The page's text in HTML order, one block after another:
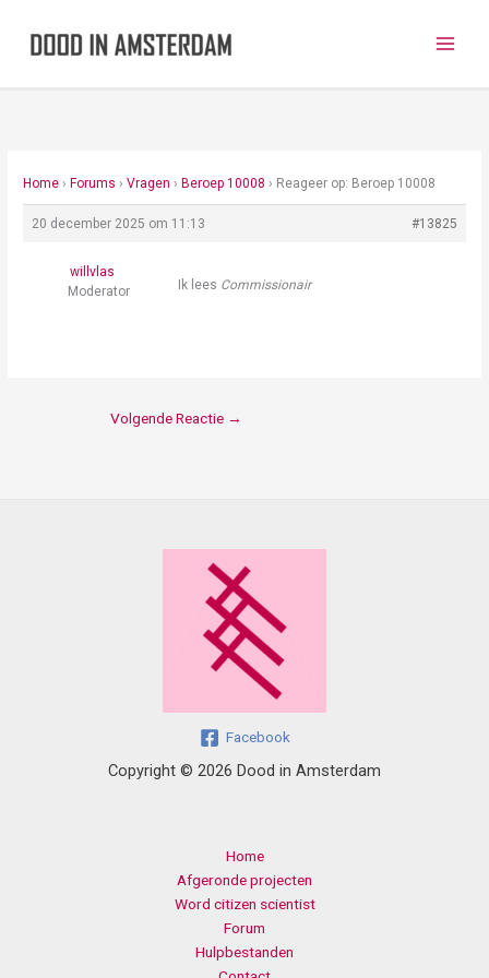
Home › Forums › Vragen › Beroep 10008 › Reageer op: Beroep 10008
20 december 2025 om 11:13 #13825
willvlas
Moderator
Ik lees Commissionair
Volgende Reactie →
Facebook
Copyright © 2026 Dood in Amsterdam
Home
Afgeronde projecten
Word citizen scientist
Forum
Hulpbestanden